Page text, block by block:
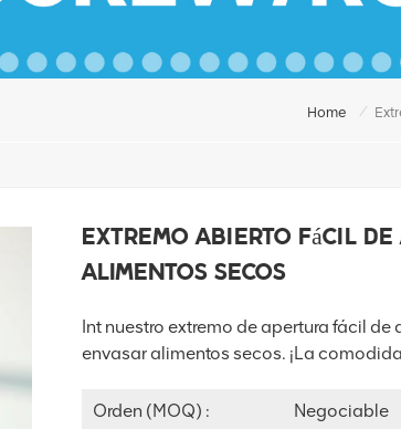
Home /
Extremo abierto fácil de
alimentos secos
Int nuestro extremo de apertura fácil
envasar alimentos secos. ¡La
Orden (MOQ) : Negociable